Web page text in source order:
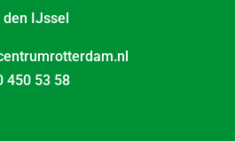
den IJssel
450 53 58